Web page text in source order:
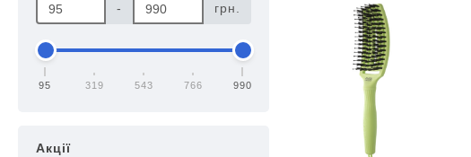
- грн.
95 319 543 766 990
Акції